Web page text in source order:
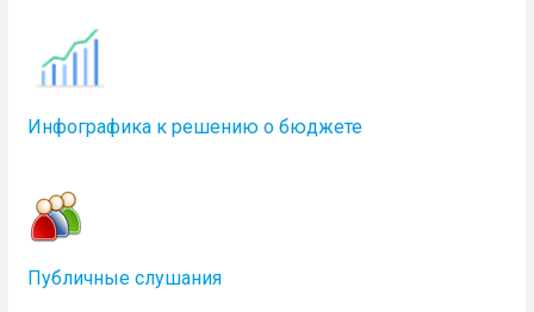
Инфографика к решению о бюджете
Публичные слушания